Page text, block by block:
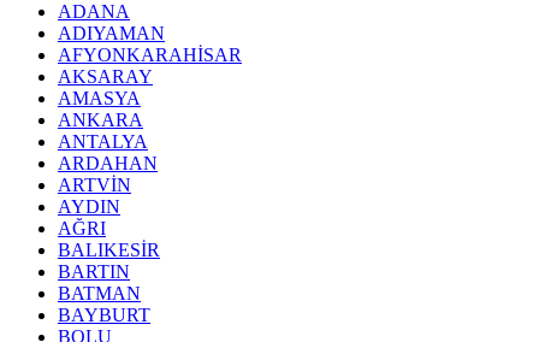
ADANA
ADIYAMAN
AFYONKARAHİSAR
AKSARAY
AMASYA
ANKARA
ANTALYA
ARDAHAN
ARTVİN
AYDIN
AĞRI
BALIKESİR
BARTIN
BATMAN
BAYBURT
BOLU